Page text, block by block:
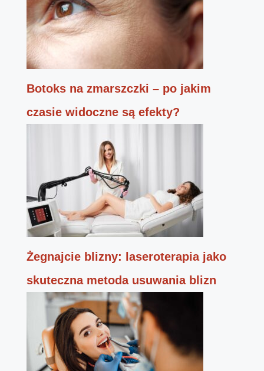
Botoks na zmarszczki – po jakim
czasie widoczne są efekty?
Żegnajcie blizny: laseroterapia jako
skuteczna metoda usuwania blizn